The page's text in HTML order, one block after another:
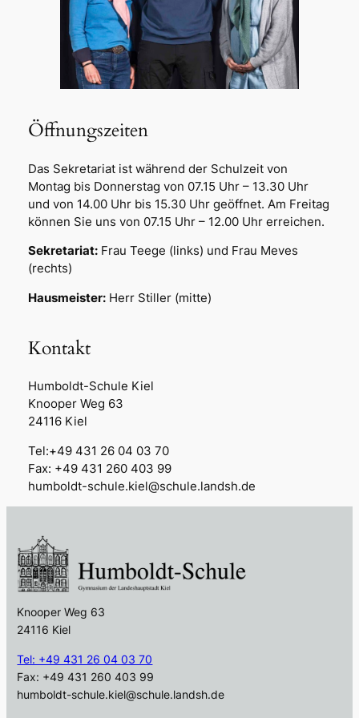
Öffnungszeiten
Das Sekretariat ist während der Schulzeit von
Montag bis Donnerstag von 07.15 Uhr – 13.30 Uhr
und von 14.00 Uhr bis 15.30 Uhr geöffnet. Am Freitag
können Sie uns von 07.15 Uhr – 12.00 Uhr erreichen.
Sekretariat:Frau Teege (links) und Frau Meves
(rechts)
Hausmeister:Herr Stiller (mitte)
Kontakt
Humboldt-Schule Kiel
Knooper Weg 63
24116 Kiel
Tel:+49 431 26 04 03 70
Fax: +49 431 260 403 99
humboldt-schule.kiel@schule.landsh.de
Knooper Weg 63
24116 Kiel
Tel: +49 431 26 04 03 70
Fax: +49 431 260 403 99
humboldt-schule.kiel@schule.landsh.de